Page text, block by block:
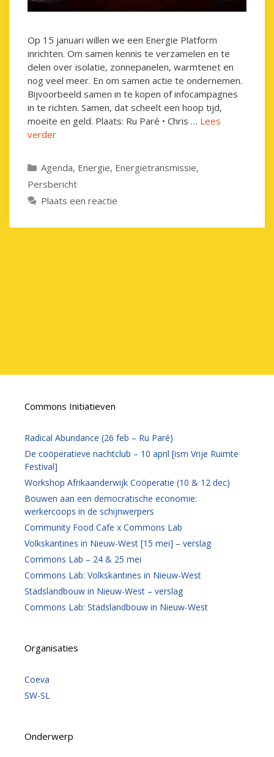
Op 15 januari willen we een Energie Platform
inrichten. Om samen kennis te verzamelen en te
delen over isolatie, zonnepanelen, warmtenet en
nog veel meer. En om samen actie te ondernemen.
Bijvoorbeeld samen in te kopen of infocampagnes
in te richten. Samen, dat scheelt een hoop tijd,
moeite en geld. Plaats: Ru Paré • Chris … Lees
verder
Categorieën
Agenda, Energie, Energietransmissie,
Persbericht
Plaats een reactie
Commons Initiatieven
Radical Abundance (26 feb – Ru Paré)
De coöperatieve nachtclub – 10 april [ism Vrije Ruimte
Festival]
Workshop Afrikaanderwijk Coöperatie (10 & 12 dec)
Bouwen aan een democratische economie:
werkercoops in de schijnwerpers
Community Food Cafe x Commons Lab
Volkskantines in Nieuw-West [15 mei] – verslag
Commons Lab – 24 & 25 mei
Commons Lab: Volkskantines in Nieuw-West
Stadslandbouw in Nieuw-West – verslag
Commons Lab: Stadslandbouw in Nieuw-West
Organisaties
Coeva
SW-SL
Onderwerp